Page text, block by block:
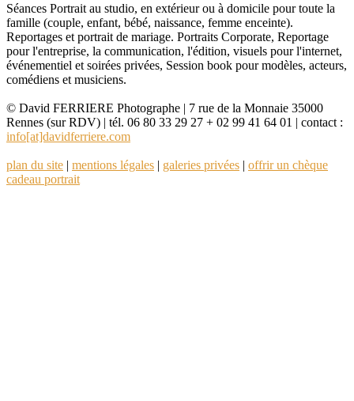
Séances Portrait au studio, en extérieur ou à domicile pour toute la
famille (couple, enfant, bébé, naissance, femme enceinte).
Reportages et portrait de mariage. Portraits Corporate, Reportage
pour l'entreprise, la communication, l'édition, visuels pour l'internet,
événementiel et soirées privées, Session book pour modèles, acteurs,
comédiens et musiciens.
© David FERRIERE Photographe | 7 rue de la Monnaie 35000
Rennes (sur RDV) | tél. 06 80 33 29 27 + 02 99 41 64 01 | contact :
info[at]davidferriere.com
plan du site | mentions légales | galeries privées | offrir un chèque
cadeau portrait